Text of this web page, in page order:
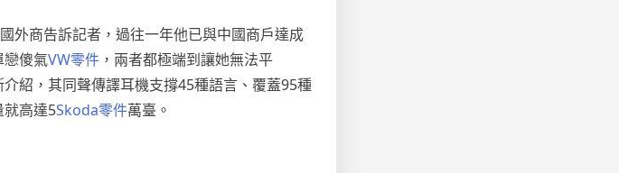
外商告訴記者，過往一年他已與中國商戶達成
戀傻氣VW零件 ，兩者都極端到讓她無法平
紹，其同聲傳譯耳機支撐45種語言、覆蓋95種
就高達5Skoda零件萬臺。